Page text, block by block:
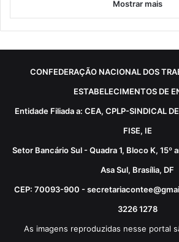
Mostrar mais
CONFEDERAÇÃO NACIONAL DOS
ESTABELECIMENTOS DE
Entidade Filiada a: CEA, CPLP-SINDICAL
FISE, IE
Setor Bancário Sul - Quadra 1, Bloco K, 15º
Asa Sul, Brasília, DF
CEP: 70093-900 -
3226 1278
As imagens reproduzidas nesse portal